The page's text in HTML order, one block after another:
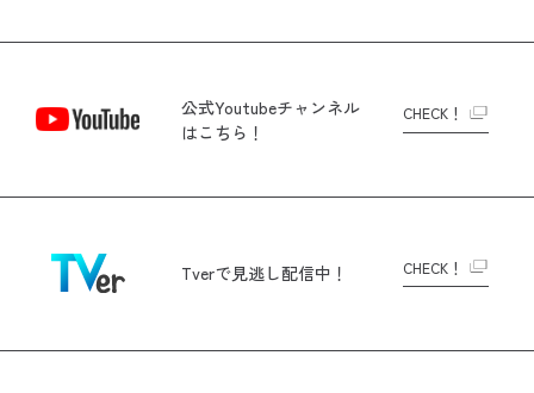
公式Youtubeチャンネル
はこちら！
CHECK！
Tverで見逃し配信中！ CHECK！